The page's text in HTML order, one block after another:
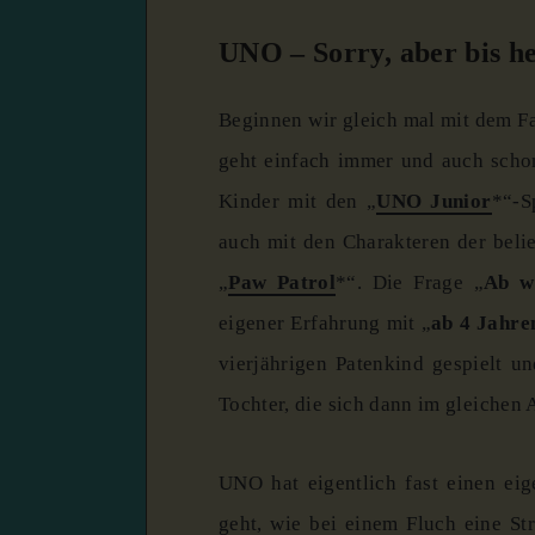
UNO – Sorry, aber bis
Beginnen wir gleich mal mit dem
geht einfach immer und auch
Kinder mit den „UNO Junior*“-
auch mit den Charakteren der
„Paw Patrol *“. Die Frage „Ab
eigener Erfahrung mit „ab 4
vierjährigen Patenkind gespielt
Tochter, die sich dann im gleichen
UNO hat eigentlich fast einen
geht, wie bei einem Fluch eine